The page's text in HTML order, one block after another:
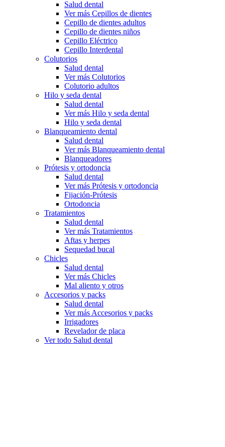
Salud dental
Ver más Cepillos de dientes
Cepillo de dientes adultos
Cepillo de dientes niños
Cepillo Eléctrico
Cepillo Interdental
Colutorios
Salud dental
Ver más Colutorios
Colutorio adultos
Hilo y seda dental
Salud dental
Ver más Hilo y seda dental
Hilo y seda dental
Blanqueamiento dental
Salud dental
Ver más Blanqueamiento dental
Blanqueadores
Prótesis y ortodoncia
Salud dental
Ver más Prótesis y ortodoncia
Fijación-Prótesis
Ortodoncia
Tratamientos
Salud dental
Ver más Tratamientos
Aftas y herpes
Sequedad bucal
Chicles
Salud dental
Ver más Chicles
Mal aliento y otros
Accesorios y packs
Salud dental
Ver más Accesorios y packs
Irrigadores
Revelador de placa
Ver todo Salud dental